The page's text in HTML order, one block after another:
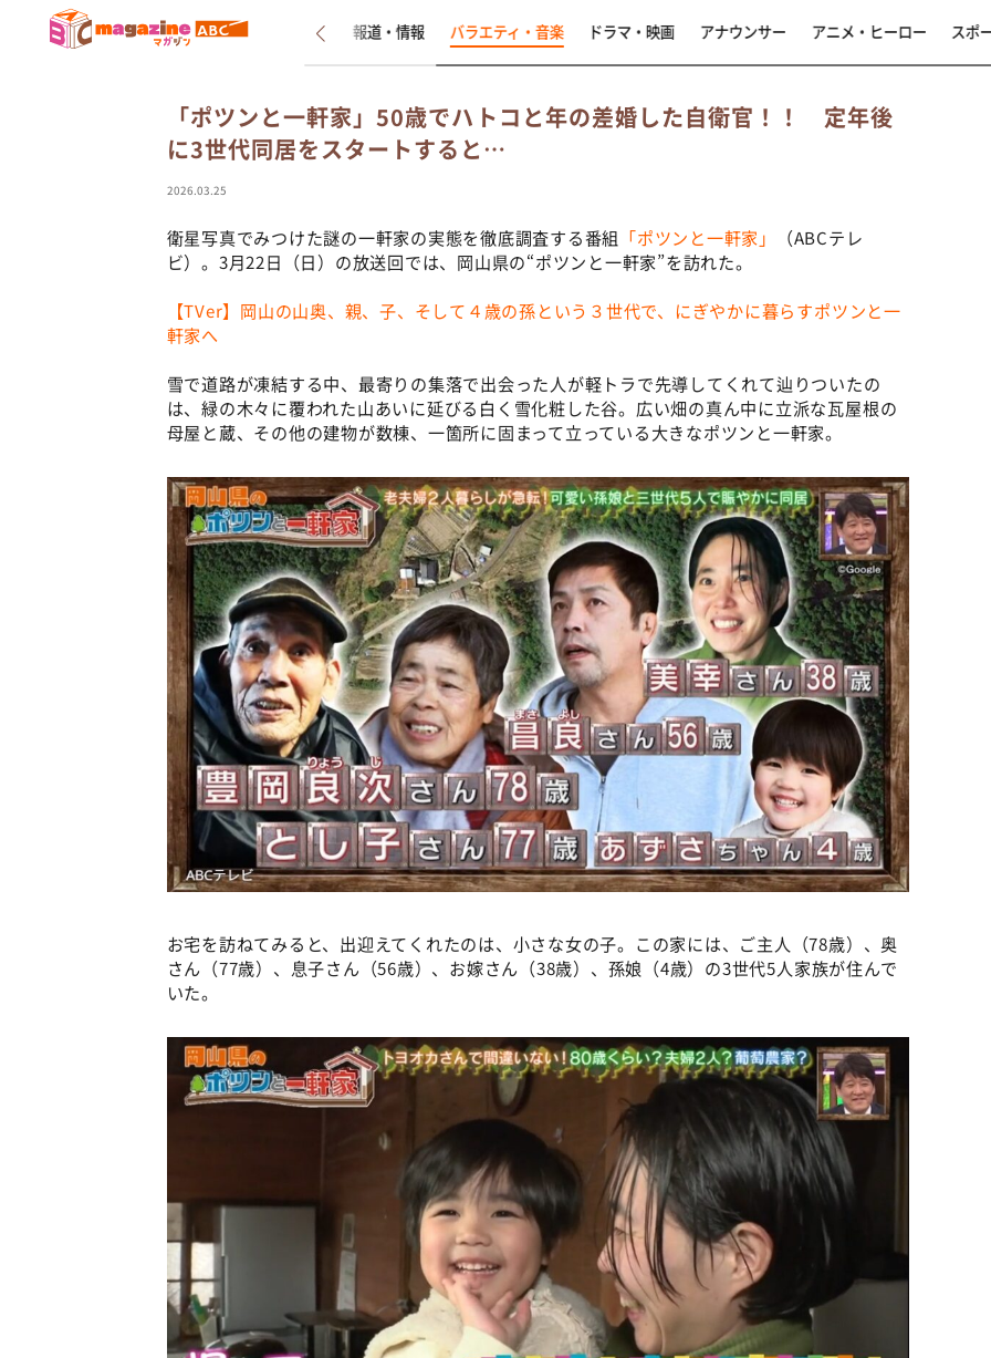
新着 インタビュー 報道・情報 バラエティ・音楽 ドラマ・映画 アナウンサー アニメ・ヒーロー スポ
「ポツンと一軒家」50歳でハトコと年の差婚した自衛官！！ 定年後
に3世代同居をスタートすると…
2026.03.25
衛星写真でみつけた謎の一軒家の実態を徹底調査する番組 「ポツンと一軒家」
（ABCテレ
ビ）。3月22日（日）の放送回では、岡山県の“ポツンと一軒家”を訪れた。
【TVer】岡山の山奥、親、子、そして４歳の孫という３世代で、にぎやかに暮らすポツンと一
軒家へ
雪で道路が凍結する中、最寄りの集落で出会った人が軽トラで先導してくれて辿りついたの
は、緑の木々に覆われた山あいに延びる白く雪化粧した谷。広い畑の真ん中に立派な瓦屋根の
母屋と蔵、その他の建物が数棟、一箇所に固まって立っている大きなポツンと一軒家。
お宅を訪ねてみると、出迎えてくれたのは、小さな女の子。この家には、ご主人（78歳）、奥
さん（77歳）、息子さん（56歳）、お嫁さん（38歳）、孫娘（4歳）の3世代5人家族が住んで
いた。